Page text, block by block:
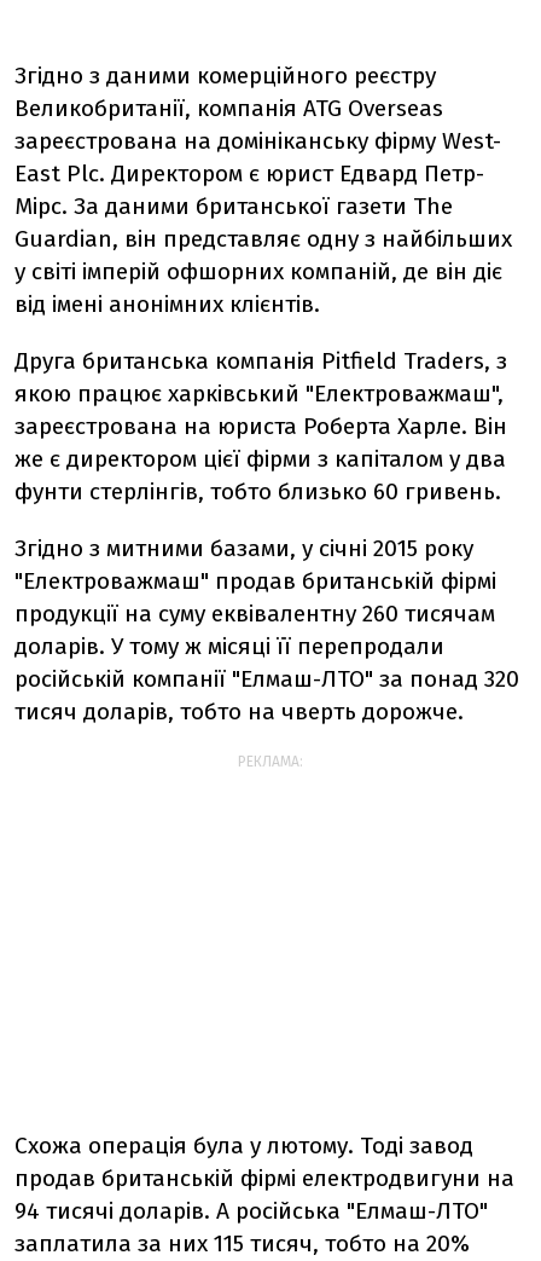
Згідно з даними комерційного реєстру
Великобританії, компанія ATG Overseas
зареєстрована на домініканську фірму West-
East Plc. Директором є юрист Едвард Петр-
Мірс. За даними британської газети The
Guardian, він представляє одну з найбільших
у світі імперій офшорних компаній, де він діє
від імені анонімних клієнтів.
Друга британська компанія Pitfield Traders, з
якою працює харківський "Електроважмаш",
зареєстрована на юриста Роберта Харле. Він
же є директором цієї фірми з капіталом у два
фунти стерлінгів, тобто близько 60 гривень.
Згідно з митними базами, у січні 2015 року
"Електроважмаш" продав британській фірмі
продукції на суму еквівалентну 260 тисячам
доларів. У тому ж місяці її перепродали
російській компанії "Елмаш-ЛТО" за понад 320
тисяч доларів, тобто на чверть дорожче.
РЕКЛАМА:
Схожа операція була у лютому. Тоді завод
продав британській фірмі електродвигуни на
94 тисячі доларів. А російська "Елмаш-ЛТО"
заплатила за них 115 тисяч, тобто на 20%